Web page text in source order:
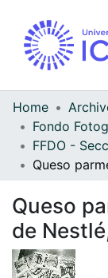
Home
Queso
de